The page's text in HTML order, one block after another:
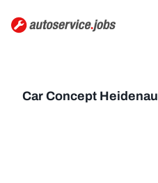
Car Concept Heidenau